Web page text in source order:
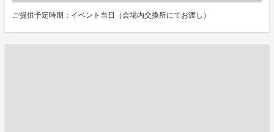
ご提供予定時期：イベント当日（会場内交換所にてお渡し）